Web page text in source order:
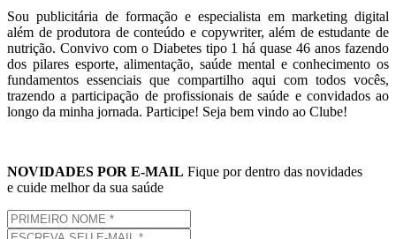
Sou publicitária de formação e especialista em marketing digital
além de produtora de conteúdo e copywriter, além de estudante de
nutrição. Convivo com o Diabetes tipo 1 há quase 46 anos fazendo
dos pilares esporte, alimentação, saúde mental e conhecimento os
fundamentos essenciais que compartilho aqui com todos vocês,
trazendo a participação de profissionais de saúde e convidados ao
longo da minha jornada. Participe! Seja bem vindo ao Clube!
NOVIDADES POR E-MAIL Fique por dentro das novidades
e cuide melhor da sua saúde